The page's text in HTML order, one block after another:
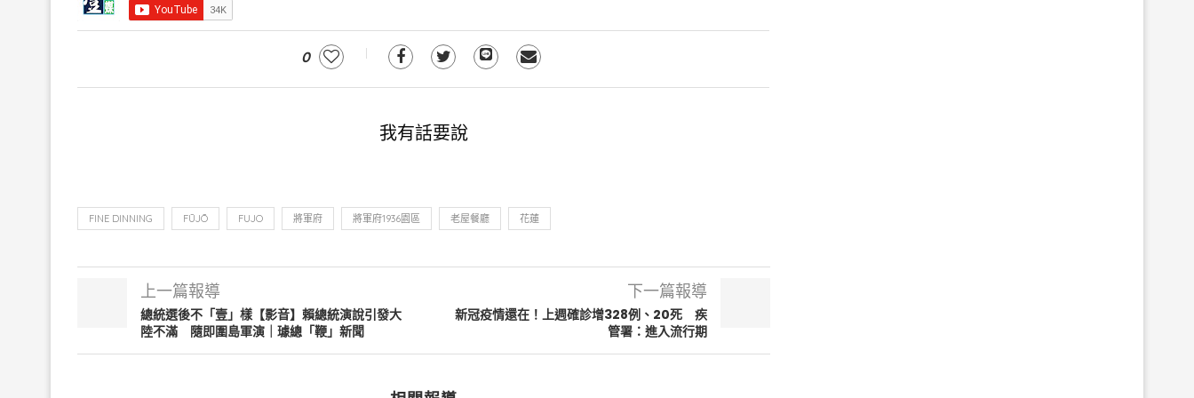
0
我有話要說
FINE DINNING FŪJŌ FUJO 將軍府 將軍府1936園區 老屋餐廳 花蓮
上一篇報導
總統選後不「壹」樣【影音】賴總統演說引發大
陸不滿 隨即圍島軍演｜璩總「鞭」新聞
下一篇報導
新冠疫情還在！上週確診增328例、20死 疾
管署：進入流行期